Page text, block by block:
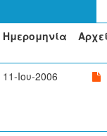
Ημερομηνία
11-Ιου-2006